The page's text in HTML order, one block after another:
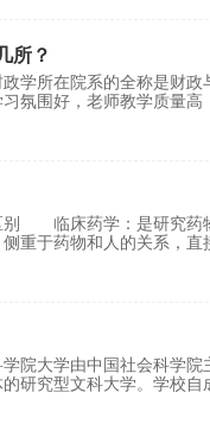
所？
学所在院系的全称是财
氛围好，老师教学质量高
别 临床药学：是研究药
重于药物和人的关系，直
院大学由中国社会科学
研究型文科大学。学校自